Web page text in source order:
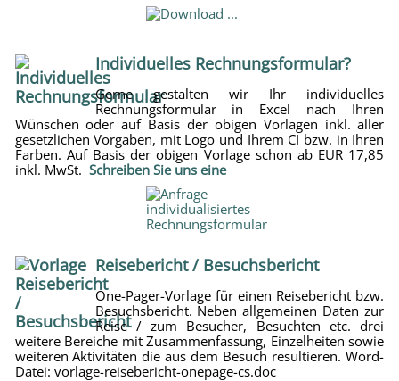
Individuelles Rechnungsformular?
Gerne gestalten wir Ihr individuelles
Rechnungsformular in Excel nach Ihren
Wünschen oder auf Basis der obigen Vorlagen inkl. aller
gesetzlichen Vorgaben, mit Logo und Ihrem CI bzw. in Ihren
Farben. Auf Basis der obigen Vorlage schon ab EUR 17,85
inkl. MwSt. Schreiben Sie uns eine
Reisebericht / Besuchsbericht
One-Pager-Vorlage für einen Reisebericht bzw.
Besuchsbericht. Neben allgemeinen Daten zur
Reise / zum Besucher, Besuchten etc. drei
weitere Bereiche mit Zusammenfassung, Einzelheiten sowie
weiteren Aktivitäten die aus dem Besuch resultieren. Word-
Datei: vorlage-reisebericht-onepage-cs.doc